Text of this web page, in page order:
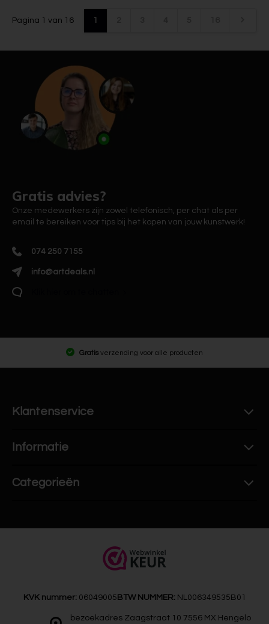
Pagina 1 van 16 1
Gratis advies?
Onze medewerkers zijn zowel telefonisch, per chat als per
email te bereiken voor tips bij het kopen van jouw kunstwerk!
074 250 7155
info@artdeals.nl
Gratis verzending voor alle producten
Klantenservice
Informatie
Categorieën
bezoekadres Zaagstraat 10 7556 MX Hengelo
KVK nummer:06049005 BTW NUMMER:NL006349535B01